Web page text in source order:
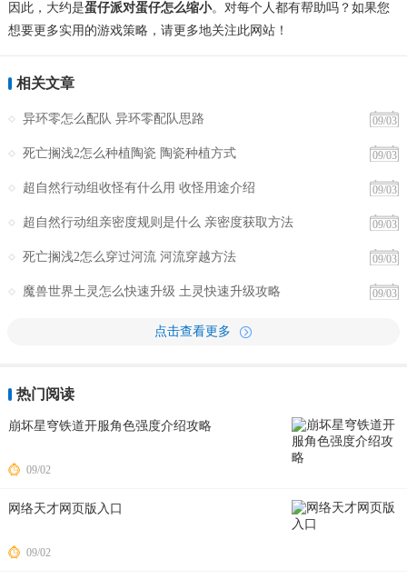
因此，大约是蛋仔派对蛋仔怎么缩小。对每个人都有帮助吗？如果您
想要更多实用的游戏策略，请更多地关注此网站！
相关文章
09/03
异环零怎么配队 异环零配队思路
09/03
死亡搁浅2怎么种植陶瓷 陶瓷种植方式
09/03
超自然行动组收怪有什么用 收怪用途介绍
09/03
超自然行动组亲密度规则是什么 亲密度获取方法
09/03
死亡搁浅2怎么穿过河流 河流穿越方法
09/03
魔兽世界土灵怎么快速升级 土灵快速升级攻略
点击查看更多
热门阅读
崩坏星穹铁道开服角色强度介绍攻略
09/02
网络天才网页版入口
09/02